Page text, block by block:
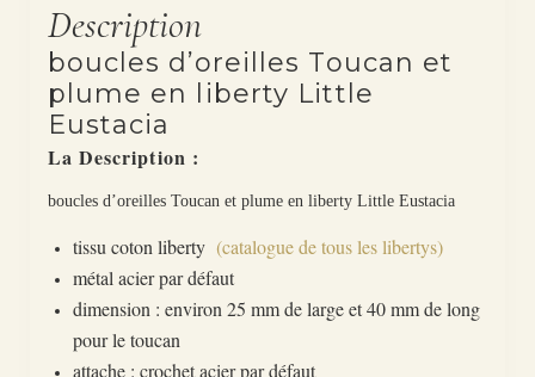
Description
boucles d’oreilles Toucan et
plume en liberty Little
Eustacia
La Description :
boucles d’oreilles Toucan et plume en liberty Little Eustacia
tissu coton liberty (catalogue de tous les libertys)
métal acier par défaut
dimension : environ 25 mm de large et 40 mm de long
pour le toucan
attache : crochet acier par défaut